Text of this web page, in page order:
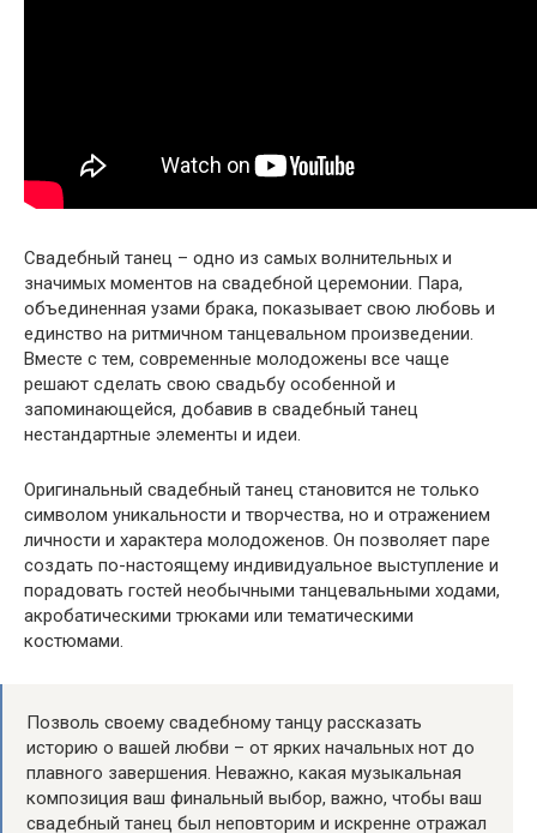
Свадебный танец – одно из самых волнительных и
значимых моментов на свадебной церемонии. Пара,
объединенная узами брака, показывает свою любовь и
единство на ритмичном танцевальном произведении.
Вместе с тем, современные молодожены все чаще
решают сделать свою свадьбу особенной и
запоминающейся, добавив в свадебный танец
нестандартные элементы и идеи.
Оригинальный свадебный танец становится не только
символом уникальности и творчества, но и отражением
личности и характера молодоженов. Он позволяет паре
создать по-настоящему индивидуальное выступление и
порадовать гостей необычными танцевальными ходами,
акробатическими трюками или тематическими
костюмами.
Позволь своему свадебному танцу рассказать
историю о вашей любви – от ярких начальных нот до
плавного завершения. Неважно, какая музыкальная
композиция ваш финальный выбор, важно, чтобы ваш
свадебный танец был неповторим и искренне отражал